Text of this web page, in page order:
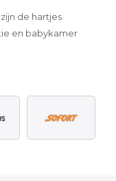
de hartjes
en babykamer